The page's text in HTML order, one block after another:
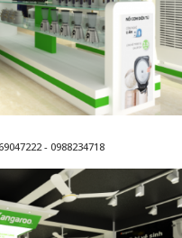
- 0988234718